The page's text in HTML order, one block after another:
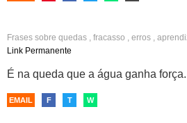
Frases sobre quedas , fracasso , erros ,
superação,vitória
Link Permanente
É na queda que a água ganha força.
EMAIL F T W